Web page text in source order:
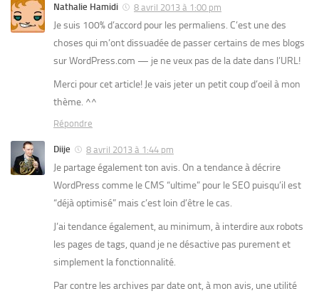
Nathalie Hamidi 8 avril 2013 à 1:00 pm
Je suis 100% d’accord pour les permaliens. C’est une des
choses qui m’ont dissuadée de passer certains de mes blogs
sur WordPress.com — je ne veux pas de la date dans l’URL!
Merci pour cet article! Je vais jeter un petit coup d’oeil à mon
thème. ^^
Répondre
Diije 8 avril 2013 à 1:44 pm
Je partage également ton avis. On a tendance à décrire
WordPress comme le CMS “ultime” pour le SEO puisqu’il est
“déjà optimisé” mais c’est loin d’être le cas.
J’ai tendance également, au minimum, à interdire aux robots
les pages de tags, quand je ne désactive pas purement et
simplement la fonctionnalité.
Par contre les archives par date ont, à mon avis, une utilité